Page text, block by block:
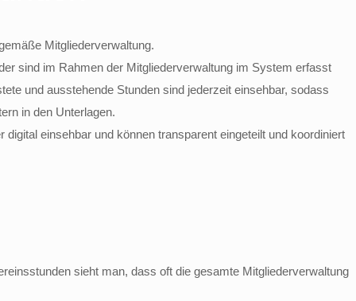
Mitgliederverwaltung.
sind im Rahmen der Mitgliederverwaltung im System erfasst
und ausstehende Stunden sind jederzeit einsehbar, sodass
in den Unterlagen.
einsehbar und können transparent eingeteilt und koordiniert
sieht man, dass oft die gesamte Mitgliederverwaltung